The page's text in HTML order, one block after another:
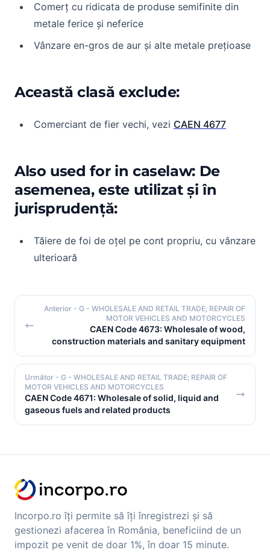
Comerț cu ridicata de produse semifinite din
metale ferice și neferice
Vânzare en-gros de aur și alte metale prețioase
Această clasă exclude:
Comerciant de fier vechi, vezi CAEN 4677
Also used for in caselaw: De
asemenea, este utilizat și în
jurisprudență:
Tăiere de foi de oțel pe cont propriu, cu vânzare
ulterioară
Anterior - G - WHOLESALE AND RETAIL TRADE; REPAIR OF
MOTOR VEHICLES AND MOTORCYCLES
CAEN Code 4673: Wholesale of wood,
construction materials and sanitary equipment
Următor - G - WHOLESALE AND RETAIL TRADE; REPAIR OF
MOTOR VEHICLES AND MOTORCYCLES
CAEN Code 4671: Wholesale of solid, liquid and
gaseous fuels and related products
Incorpo.ro îți permite să îți înregistrezi și să
gestionezi afacerea în România, beneficiind de un
impozit pe venit de doar 1%, în doar 15 minute.